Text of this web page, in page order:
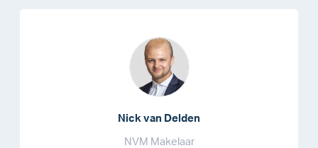
Nick van Delden
NVM Makelaar